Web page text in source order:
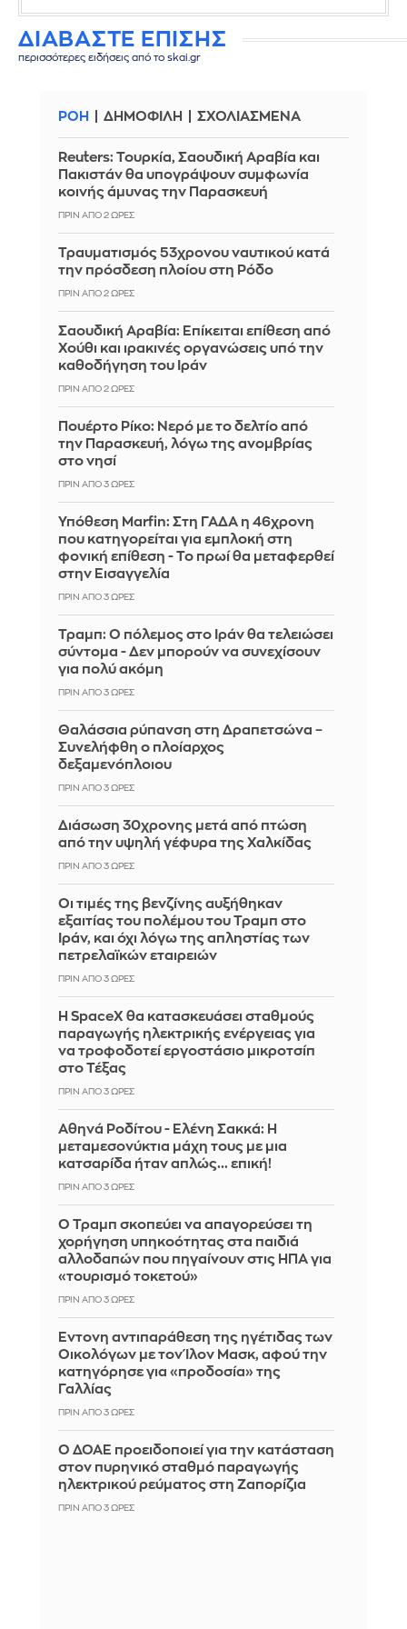
ΔΙΑΒΑΣΤΕ ΕΠΙΣΗΣ
περισσότερες ειδήσεις από το skai.gr
ΡΟΗ ΔΗΜΟΦΙΛΗ ΣΧΟΛΙΑΣΜΕΝΑ
Reuters: Τουρκία, Σαουδική Αραβία και
Πακιστάν θα υπογράψουν συμφωνία
κοινής άμυνας την Παρασκευή
ΠΡΙΝ ΑΠΌ 2 ΏΡΕΣ
Τραυματισμός 53χρονου ναυτικού κατά
την πρόσδεση πλοίου στη Ρόδο
ΠΡΙΝ ΑΠΌ 2 ΏΡΕΣ
Σαουδική Αραβία: Επίκειται επίθεση από
Χούθι και ιρακινές οργανώσεις υπό την
καθοδήγηση του Ιράν
ΠΡΙΝ ΑΠΌ 2 ΏΡΕΣ
Πουέρτο Ρίκο: Νερό με το δελτίο από
την Παρασκευή, λόγω της ανομβρίας
στο νησί
ΠΡΙΝ ΑΠΌ 3 ΏΡΕΣ
Υπόθεση Marfin: Στη ΓΑΔΑ η 46χρονη
που κατηγορείται για εμπλοκή στη
φονική επίθεση - Το πρωί θα μεταφερθεί
στην Εισαγγελία
ΠΡΙΝ ΑΠΌ 3 ΏΡΕΣ
Τραμπ: Ο πόλεμος στο Ιράν θα τελειώσει
σύντομα - Δεν μπορούν να συνεχίσουν
για πολύ ακόμη
ΠΡΙΝ ΑΠΌ 3 ΏΡΕΣ
Θαλάσσια ρύπανση στη Δραπετσώνα –
Συνελήφθη ο πλοίαρχος
δεξαμενόπλοιου
ΠΡΙΝ ΑΠΌ 3 ΏΡΕΣ
Διάσωση 30χρονης μετά από πτώση
από την υψηλή γέφυρα της Χαλκίδας
ΠΡΙΝ ΑΠΌ 3 ΏΡΕΣ
Οι τιμές της βενζίνης αυξήθηκαν
εξαιτίας του πολέμου του Τραμπ στο
Ιράν, και όχι λόγω της απληστίας των
πετρελαϊκών εταιρειών
ΠΡΙΝ ΑΠΌ 3 ΏΡΕΣ
Η SpaceX θα κατασκευάσει σταθμούς
παραγωγής ηλεκτρικής ενέργειας για
να τροφοδοτεί εργοστάσιο μικροτσίπ
στο Τέξας
ΠΡΙΝ ΑΠΌ 3 ΏΡΕΣ
Αθηνά Ροδίτου - Ελένη Σακκά: Η
μεταμεσονύκτια μάχη τους με μια
κατσαρίδα ήταν απλώς... επική!
ΠΡΙΝ ΑΠΌ 3 ΏΡΕΣ
Ο Τραμπ σκοπεύει να απαγορεύσει τη
χορήγηση υπηκοότητας στα παιδιά
αλλοδαπών που πηγαίνουν στις ΗΠΑ για
«τουρισμό τοκετού»
ΠΡΙΝ ΑΠΌ 3 ΏΡΕΣ
Έντονη αντιπαράθεση της ηγέτιδας των
Οικολόγων με τον Ίλον Μασκ, αφού την
κατηγόρησε για «προδοσία» της
Γαλλίας
ΠΡΙΝ ΑΠΌ 3 ΏΡΕΣ
Ο ΔΟΑΕ προειδοποιεί για την κατάσταση
στον πυρηνικό σταθμό παραγωγής
ηλεκτρικού ρεύματος στη Ζαπορίζια
ΠΡΙΝ ΑΠΌ 3 ΏΡΕΣ